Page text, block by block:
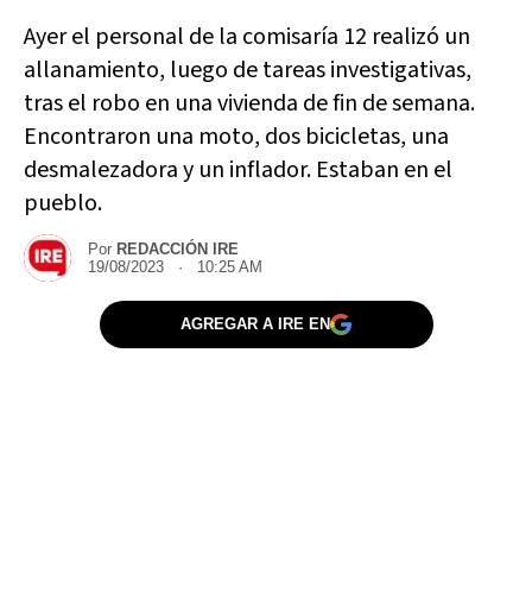
Ayer el personal de la comisaría 12 realizó un
allanamiento, luego de tareas investigativas,
tras el robo en una vivienda de fin de semana.
Encontraron una moto, dos bicicletas, una
desmalezadora y un inflador. Estaban en el
pueblo.
Por REDACCIÓN IRE
19/08/2023 · 10:25 AM
AGREGAR A IRE EN